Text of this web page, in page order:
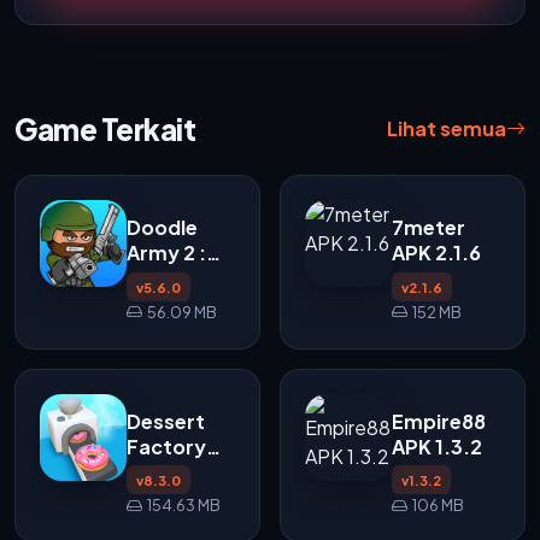
Game Terkait Lihat semua
Doodle
Army 2 :
Mini Militia
APK
v5.6.0
56.09 MB
7meter
APK 2.1.6
v2.1.6
152 MB
Dessert
Factory
Idle APK
v8.3.0
154.63 MB
Empire88
APK 1.3.2
v1.3.2
106 MB